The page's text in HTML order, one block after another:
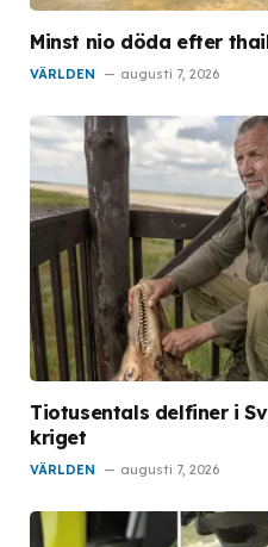
Minst nio döda efter
VÄRLDEN augusti 7, 2026
Tiotusentals delfiner i
kriget
VÄRLDEN augusti 7, 2026